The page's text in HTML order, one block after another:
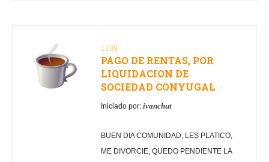
1739
PAGO DE RENTAS, POR
LIQUIDACION DE
SOCIEDAD CONYUGAL
Iniciado por: ivanchut
BUEN DIA COMUNIDAD, LES PLATICO,
ME DIVORCIE, QUEDO PENDIENTE LA